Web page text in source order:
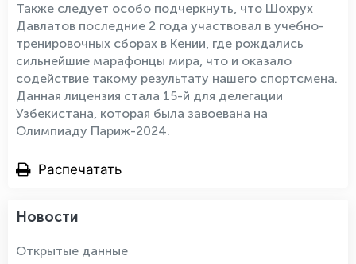
Также следует особо подчеркнуть, что Шохрух
Давлатов последние 2 года участвовал в учебно-
тренировочных сборах в Кении, где рождались
сильнейшие марафонцы мира, что и оказало
содействие такому результату нашего спортсмена.
Данная лицензия стала 15-й для делегации
Узбекистана, которая была завоевана на
Олимпиаду Париж-2024.
Распечатать
Новости
Открытые данные